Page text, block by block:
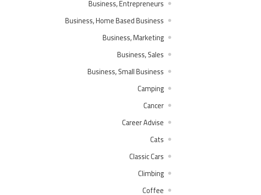
Business, Entrepreneurs
Business, Home Based Business
Business, Marketing
Business, Sales
Business, Small Business
Camping
Cancer
Career Advise
Cats
Classic Cars
Climbing
Coffee